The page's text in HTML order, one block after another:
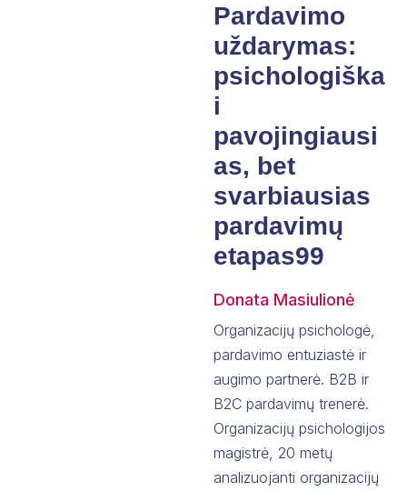
Pardavimo
uždarymas:
psichologiška
i
pavojingiausi
as, bet
svarbiausias
pardavimų
etapas99
Donata Masiulionė
Organizacijų psichologė,
pardavimo entuziastė ir
augimo partnerė. B2B ir
B2C pardavimų trenerė.
Organizacijų psichologijos
magistrė, 20 metų
analizuojanti organizacijų